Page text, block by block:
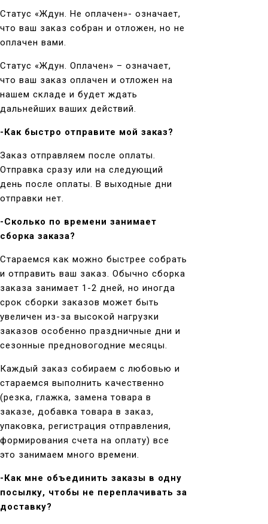
Статус «Ждун. Не оплачен»- означает,
что ваш заказ собран и отложен, но не
оплачен вами.
Статус «Ждун. Оплачен» – означает,
что ваш заказ оплачен и отложен на
нашем складе и будет ждать
дальнейших ваших действий.
-Как быстро отправите мой заказ?
Заказ отправляем после оплаты.
Отправка сразу или на следующий
день после оплаты. В выходные дни
отправки нет.
-Сколько по времени занимает
сборка заказа?
Стараемся как можно быстрее собрать
и отправить ваш заказ. Обычно сборка
заказа занимает 1-2 дней, но иногда
срок сборки заказов может быть
увеличен из-за высокой нагрузки
заказов особенно праздничные дни и
сезонные предновогодние месяцы.
Каждый заказ собираем с любовью и
стараемся выполнить качественно
(резка, глажка, замена товара в
заказе, добавка товара в заказ,
упаковка, регистрация отправления,
формирования счета на оплату) все
это занимаем много времени.
-Как мне объединить заказы в одну
посылку, чтобы не переплачивать за
доставку?